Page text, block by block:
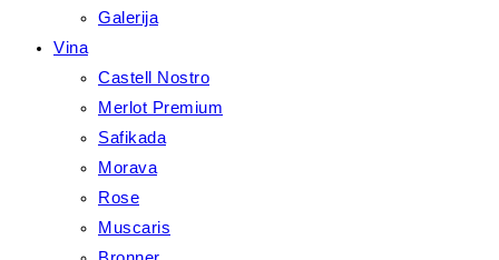
Galerija
Vina
Castell Nostro
Merlot Premium
Safikada
Morava
Rose
Muscaris